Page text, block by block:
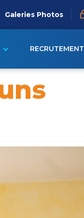
Galeries Photos
RECRUTEMENT